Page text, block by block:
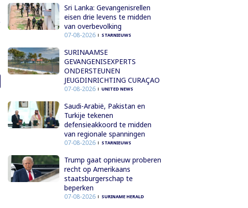
Sri Lanka: Gevangenisrellen
eisen drie levens te midden
van overbevolking
07-08-2026 STARNIEUWS
SURINAAMSE
GEVANGENISEXPERTS
ONDERSTEUNEN
JEUGDINRICHTING CURAÇAO
07-08-2026 UNITED NEWS
Saudi-Arabië, Pakistan en
Turkije tekenen
defensieakkoord te midden
van regionale spanningen
07-08-2026 STARNIEUWS
Trump gaat opnieuw proberen
recht op Amerikaans
staatsburgerschap te
beperken
07-08-2026 SURINAME HERALD